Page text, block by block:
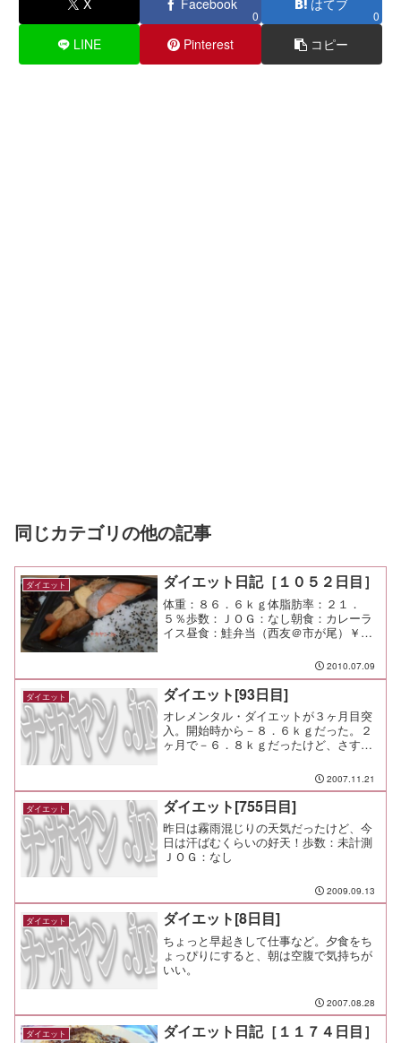
X Facebook
0
はてブ
0
LINE Pinterest コピー
同じカテゴリの他の記事
ダイエット ダイエット日記［１０５２日目］
体重：８６．６ｋｇ体脂肪率：２１．
５％歩数：ＪＯＧ：なし朝食：カレーラ
イス昼食：鮭弁当（西友＠市が尾）￥２
ょっとだけ涼しくて心地良いね。 湿気
も強いけど。
2010.07.09
ダイエット ダイエット[93日目]
オレメンタル・ダイエットが３ヶ月目突
入。開始時から－８．６ｋｇだった。２
ヶ月で－６．８ｋｇだったけど、さすが
まっている。 ま、今月はちょっと呑み
過ぎたってのもあるな。
2007.11.21
ダイエット ダイエット[755日目]
昨日は霧雨混じりの天気だったけど、今
日は汗ばむくらいの好天！歩数：未計測
ＪＯＧ：なし
2009.09.13
ダイエット ダイエット[8日目]
ちょっと早起きして仕事など。夕食をち
ょっぴりにすると、朝は空腹で気持ちが
いい。
2007.08.28
ダイエット ダイエット日記［１１７４日目］